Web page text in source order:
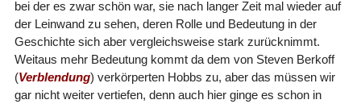
bei der es zwar schön war, sie nach langer Zeit mal wieder auf
der Leinwand zu sehen, deren Rolle und Bedeutung in der
Geschichte sich aber vergleichsweise stark zurücknimmt.
Weitaus mehr Bedeutung kommt da dem von Steven Berkoff
(Verblendung) verkörperten Hobbs zu, aber das müssen wir
gar nicht weiter vertiefen, denn auch hier ginge es schon in